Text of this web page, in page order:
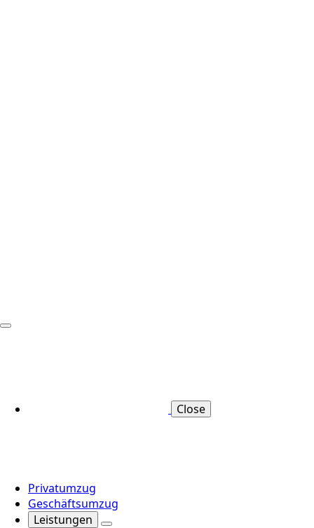
Close
Privatumzug
Geschäftsumzug
Leistungen